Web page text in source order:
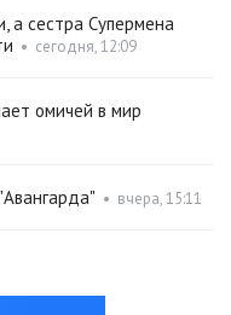
а сестра Супермена
• сегодня, 12:09
омичей в мир
• вчера, 15:11